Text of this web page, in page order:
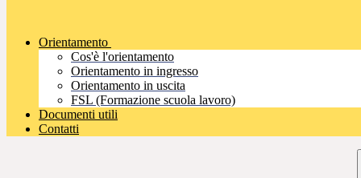
Orientamento
Cos'è l'orientamento
Orientamento in ingresso
Orientamento in uscita
FSL (Formazione scuola lavoro)
Documenti utili
Contatti